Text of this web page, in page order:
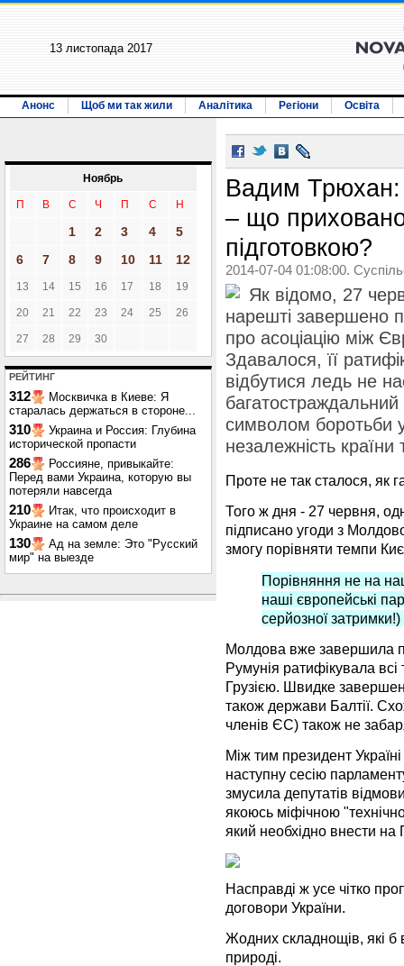
13 листопада 2017
Анонс Щоб ми так жили Аналітика Регіони Освіта
Ноябрь
П В С Ч П С Н
1 2 3 4
5
6
7 8 9 10 11 12
13 14 15 16 17 18 19
20 21 22 23 24 25 26
27 28 29 30
РЕЙТИНГ
312
Москвичка в Киеве: Я
старалась держаться в стороне...
310
Украина и Россия: Глубина
исторической пропасти
286
Россияне, привыкайте:
Перед вами Украина, которую вы
потеряли навсегда
210
Итак, что происходит в
Украине на самом деле
130
Ад на земле: Это "Русский
мир" на выезде
Вадим Трюхан:
– що приховано
підготовкою?
2014-07-04 01:08:00.
Як відомо, 27
нарешті завершено
про асоціацію між
Здавалося, її
відбутися ледь не
багатостраждальний
символом боротьби
незалежність
Проте не так сталося, як
Того ж дня - 27 червня,
підписано угоди з
змогу порівняти темпи
Порівняння не на
наші європейські
серйозної
Молдова вже завершила
Румунія ратифікувала
Грузією. Швидке
також держави Балтії.
членів ЄС) також не
Між тим президент
наступну сесію
змусила депутатів
якоюсь міфічною
який необхідно внести на
Насправді ж усе чітко
договори України.
Жодних складнощів, які б
природі.